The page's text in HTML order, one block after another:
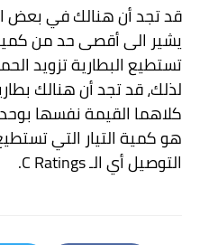
قد تجد أن هنالك في بعض
يشير الى أقصى حد من كمية
تستطيع البطارية تزويد
لذلك، قد تجد أن هنالك
كلاهما القيمة نفسها
هو كمية التيار التي
التوصيل أي الـC Ratings
.